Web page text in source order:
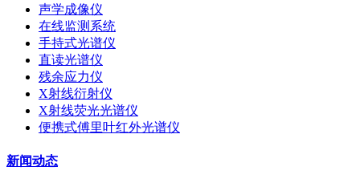
声学成像仪
在线监测系统
手持式光谱仪
直读光谱仪
残余应力仪
X射线衍射仪
X射线荧光光谱仪
便携式傅里叶红外光谱仪
新闻动态